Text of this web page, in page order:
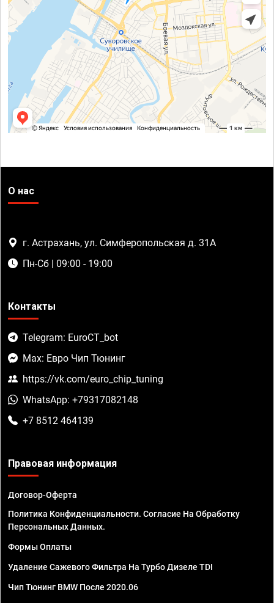
О нас
г. Астрахань, ул. Симферопольская д. 31А
Пн-Сб | 09:00 - 19:00
Контакты
Telegram: EuroCT_bot
Max: Евро Чип Тюнинг
https://vk.com/euro_chip_tuning
WhatsApp: +79317082148
+7 8512 464139
Правовая информация
Договор-Оферта
Политика Конфиденциальности. Согласие На Обработку
Персональных Данных.
Формы Оплаты
Удаление Сажевого Фильтра На Турбо Дизеле TDI
Чип Тюнинг BMW После 2020.06